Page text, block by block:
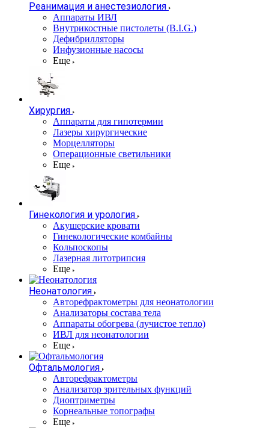
Реанимация и анестезиология
Аппараты ИВЛ
Внутрикостные пистолеты (B.I.G.)
Дефибрилляторы
Инфузионные насосы
Еще
Хирургия
Аппараты для гипотермии
Лазеры хирургические
Морцелляторы
Операционные светильники
Еще
Гинекология и урология
Акушерские кровати
Гинекологические комбайны
Кольпоскопы
Лазерная литотрипсия
Еще
Неонатология
Авторефрактометры для неонатологии
Анализаторы состава тела
Аппараты обогрева (лучистое тепло)
ИВЛ для неонатологии
Еще
Офтальмология
Авторефрактометры
Анализатор зрительных функций
Диоптриметры
Корнеальные топографы
Еще